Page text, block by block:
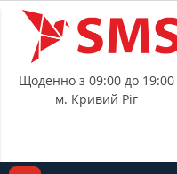
Щоденно з 09:00 до 19:00
м. Кривий Ріг